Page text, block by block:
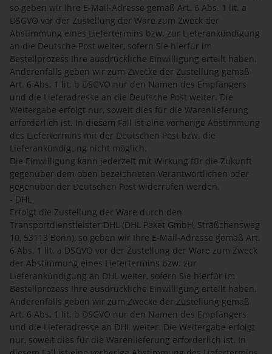
so geben wir Ihre E-Mail-Adresse gemäß Art. 6 Abs. 1 lit. a
DSGVO vor der Zustellung der Ware zum Zweck der
Abstimmung eines Liefertermins bzw. zur Lieferankündigung
an die Deutsche Post weiter, sofern Sie hierfür im
Bestellprozess Ihre ausdrückliche Einwilligung erteilt haben.
Anderenfalls geben wir zum Zwecke der Zustellung gemäß
Art. 6 Abs. 1 lit. b DSGVO nur den Namen des Empfängers
und die Lieferadresse an die Deutsche Post weiter. Die
Weitergabe erfolgt nur, soweit dies für die Warenlieferung
erforderlich ist. In diesem Fall ist eine vorherige Abstimmung
des Liefertermins mit der Deutschen Post bzw. die
Lieferankündigung nicht möglich.
Die Einwilligung kann jederzeit mit Wirkung für die Zukunft
gegenüber dem oben bezeichneten Verantwortlichen oder
gegenüber der Deutschen Post widerrufen werden.
- DHL
Erfolgt die Zustellung der Ware durch den
Transportdienstleister DHL (DHL Paket GmbH, Sträßchensweg
10, 53113 Bonn), so geben wir Ihre E-Mail-Adresse gemäß Art.
6 Abs. 1 lit. a DSGVO vor der Zustellung der Ware zum Zweck
der Abstimmung eines Liefertermins bzw. zur
Lieferankündigung an DHL weiter, sofern Sie hierfür im
Bestellprozess Ihre ausdrückliche Einwilligung erteilt haben.
Anderenfalls geben wir zum Zwecke der Zustellung gemäß
Art. 6 Abs. 1 lit. b DSGVO nur den Namen des Empfängers
und die Lieferadresse an DHL weiter. Die Weitergabe erfolgt
nur, soweit dies für die Warenlieferung erforderlich ist. In